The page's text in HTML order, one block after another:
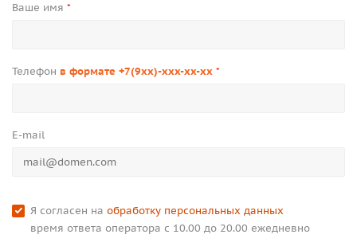
Ваше имя *
Телефон в формате +7(9xx)-xxx-xx-xx *
E-mail
Я согласен на обработку персональных данных
время ответа оператора с 10.00 до 20.00 ежедневно